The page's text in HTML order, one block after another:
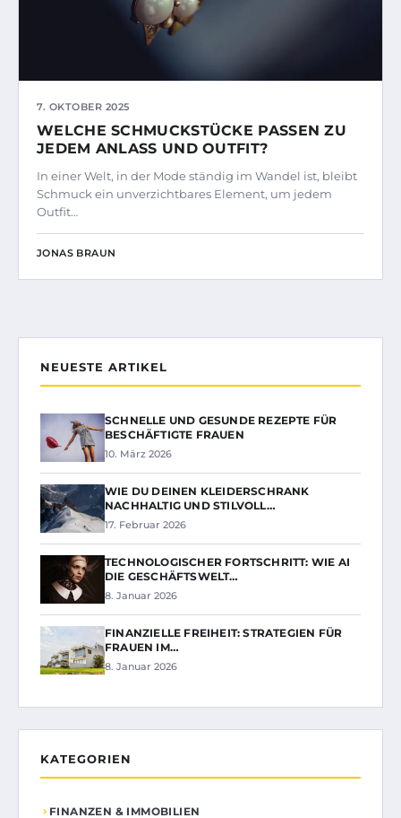
7. OKTOBER 2025
WELCHE SCHMUCKSTÜCKE PASSEN ZU
JEDEM ANLASS UND OUTFIT?
In einer Welt, in der Mode ständig im Wandel ist, bleibt
Schmuck ein unverzichtbares Element, um jedem
Outfit…
JONAS BRAUN
NEUESTE ARTIKEL
SCHNELLE UND GESUNDE REZEPTE FÜR
BESCHÄFTIGTE FRAUEN
10. März 2026
WIE DU DEINEN KLEIDERSCHRANK
NACHHALTIG UND STILVOLL…
17. Februar 2026
TECHNOLOGISCHER FORTSCHRITT: WIE AI
DIE GESCHÄFTSWELT…
8. Januar 2026
FINANZIELLE FREIHEIT: STRATEGIEN FÜR
FRAUEN IM…
8. Januar 2026
KATEGORIEN
FINANZEN & IMMOBILIEN